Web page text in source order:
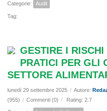
Categorie: Audit
Tag:
GESTIRE I
PRATICI PER GLI
SETTORE
lunedì 29 settembre 2025 / Autore:
(955) / Commenti (0) / Rating: 2.7